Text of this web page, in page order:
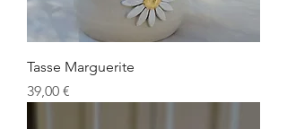
Tasse Marguerite
Prix
39,00 €